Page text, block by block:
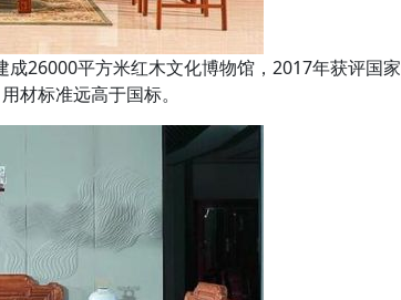
26000平方米红木文化博物馆，2017年获评国家
材标准远高于国标。